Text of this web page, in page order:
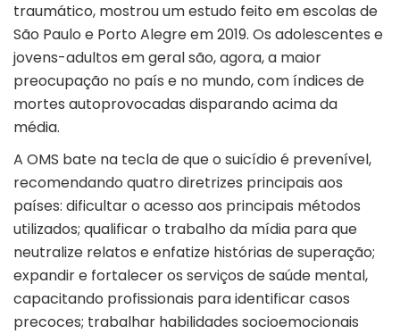
traumático, mostrou um estudo feito em escolas de
São Paulo e Porto Alegre em 2019. Os adolescentes e
jovens-adultos em geral são, agora, a maior
preocupação no país e no mundo, com índices de
mortes autoprovocadas disparando acima da
média.
A OMS bate na tecla de que o suicídio é prevenível,
recomendando quatro diretrizes principais aos
países: dificultar o acesso aos principais métodos
utilizados; qualificar o trabalho da mídia para que
neutralize relatos e enfatize histórias de superação;
expandir e fortalecer os serviços de saúde mental,
capacitando profissionais para identificar casos
precoces; trabalhar habilidades socioemocionais